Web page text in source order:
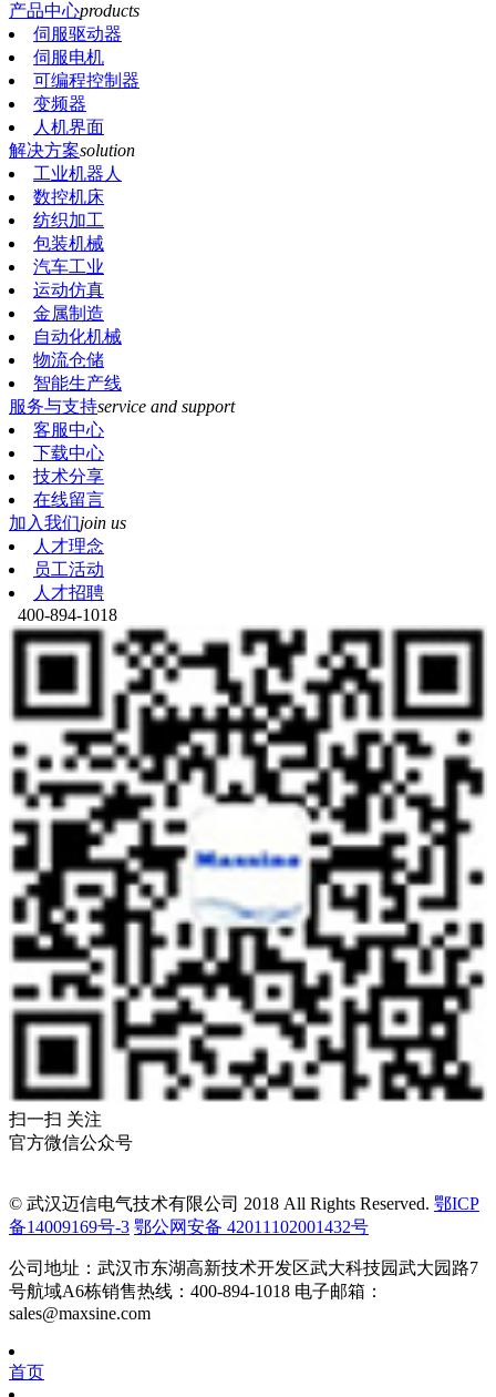
产品中心products
伺服驱动器
伺服电机
可编程控制器
变频器
人机界面
解决方案solution
工业机器人
数控机床
纺织加工
包装机械
汽车工业
运动仿真
金属制造
自动化机械
物流仓储
智能生产线
服务与支持service and support
客服中心
下载中心
技术分享
在线留言
加入我们join us
人才理念
员工活动
人才招聘
400-894-1018
扫一扫 关注
官方微信公众号
© 武汉迈信电气技术有限公司 2018 All Rights Reserved. 鄂ICP
备14009169号-3 鄂公网安备 42011102001432号
公司地址：武汉市东湖高新技术开发区武大科技园武大园路7
号航域A6栋销售热线：400-894-1018 电子邮箱：
sales@maxsine.com
首页